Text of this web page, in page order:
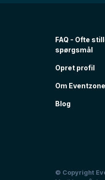
FAQ - Ofte
spørgsmål
Opret profil
Om
Blog
© Copyright